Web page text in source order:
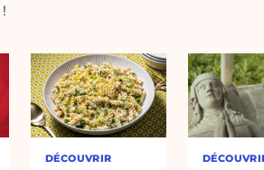
DÉCOUVRIR